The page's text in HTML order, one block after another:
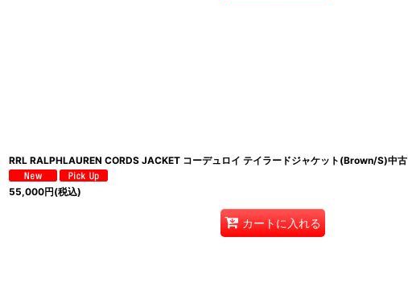
RRL RALPHLAUREN CORDS JACKET コーデュロイ テイラードジャケット(Brown/S)中古
55,000円(税込)
カートに入れる